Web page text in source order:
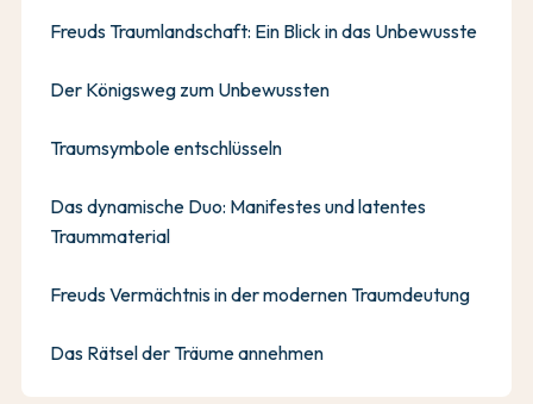
Freuds Traumlandschaft: Ein Blick in das Unbewusste
Der Königsweg zum Unbewussten
Traumsymbole entschlüsseln
Das dynamische Duo: Manifestes und latentes
Traummaterial
Freuds Vermächtnis in der modernen Traumdeutung
Das Rätsel der Träume annehmen